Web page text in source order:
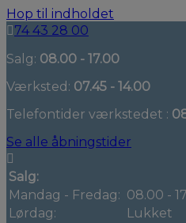
Hop til indholdet
74 43 28 00
Salg: 08.00 - 17.00
Værksted: 07.45 - 14.00
Telefontider værkstedet :
Se alle åbningstider
Salg:
Mandag - Fredag: 08.00 -
Lørdag:
Lukket